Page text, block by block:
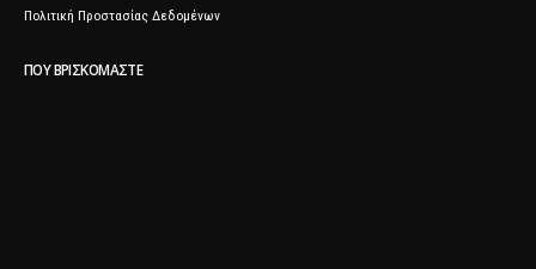
Πολιτική Προστασίας Δεδομένων
ΠΟΥ ΒΡΙΣΚΌΜΑΣΤΕ